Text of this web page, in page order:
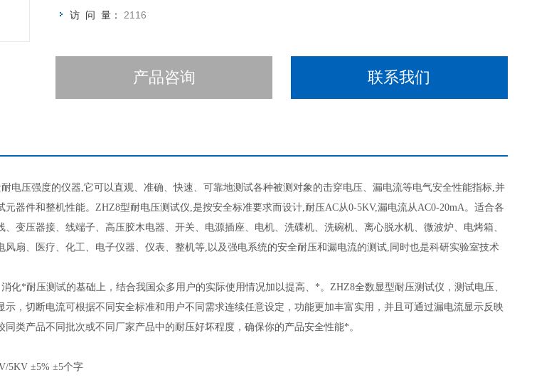
访 问 量： 2116
产品咨询 联系我们
电压强度的仪器,它可以直观、准确、快速、可靠地测试各种被测对象的击穿电压、漏电流等电气安全性能指标,并
元器件和整机性能。ZHZ8型耐电压测试仪,是按安全标准要求而设计,耐压AC从0-5KV,漏电流从AC0-20mA。适合各
变压器接、线端子、高压胶木电器、开关、电源插座、电机、洗碟机、洗碗机、离心脱水机、微波炉、电烤箱、
风扇、医疗、化工、电子仪器、仪表、整机等,以及强电系统的安全耐压和漏电流的测试,同时也是科研实验室技术
化*耐压测试的基础上，结合我国众多用户的实际使用情况加以提高、*。ZHZ8全数显型耐压测试仪，测试电压、
示，切断电流可根据不同安全标准和用户不同需求连续任意设定，功能更加丰富实用，并且可通过漏电流显示反映
类产品不同批次或不同厂家产品中的耐压好坏程度，确保你的产品安全性能*。
5KV ±5% ±5个字